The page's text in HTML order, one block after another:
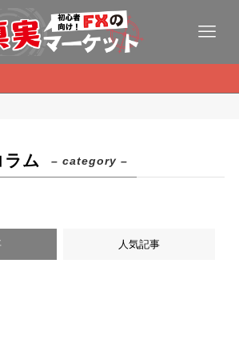
ラム – category –
人気記事